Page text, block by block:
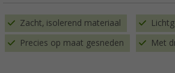
Zacht, isolerend materiaal
Precies op maat gesneden Met